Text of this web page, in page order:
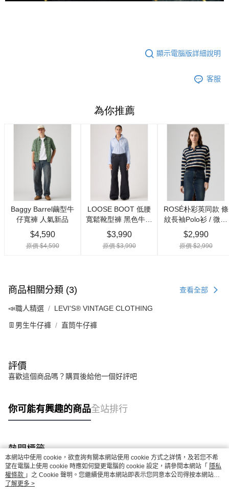
顯示電腦版詳細說明
客服
商品相關分類 (3) 查看全部
📣職人精選 LEVI'S® VINTAGE CLOTHING
👖男生牛仔褲 直筒牛仔褲
評價
喜歡這個商品嗎？購買後給他一個好評吧
你可能有興趣的商品全站排行
熱門標籤
本網站中使用 cookie，欲查詢有關本網站使用 cookie 方式之詳情，及若您不希
望在電腦上使用 cookie 時應如何變更電腦的 cookie 設定，請參閱本網站「 隱私
權條款 」之 Cookie 聲明。您繼續使用本網站即表示您同意本公司得按本網站使
用條款之 Cookie 聲明使用 cookie。
了解更多 >